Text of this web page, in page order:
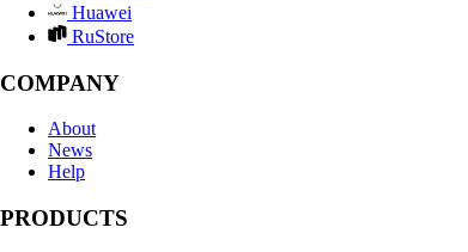
Huawei
RuStore
COMPANY
About
News
Help
PRODUCTS